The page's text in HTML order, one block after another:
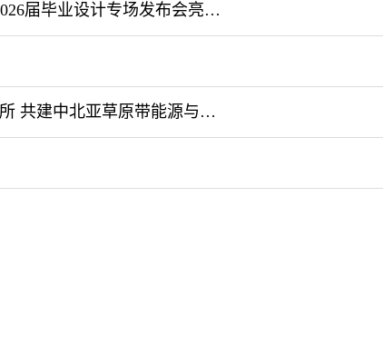
花影霓裳绽芳华 时尚秀场展风采 我校轻工与纺织学院2026届毕业设计专场发布会亮相2026中国国际大学生时装周
签约！内蒙古工业大学携手乌兹别克斯坦高校及科研院所 共建中北亚草原带能源与人居系统“一带一路”联合实验室